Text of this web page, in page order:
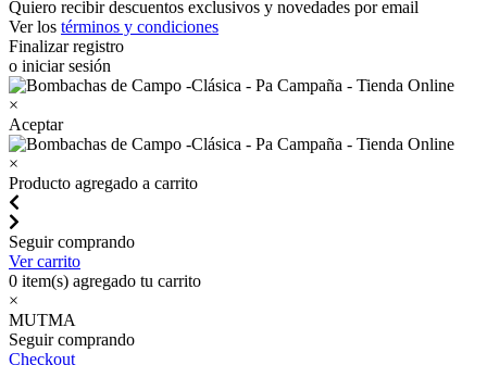
Quiero recibir descuentos exclusivos y novedades por email
Ver los términos y condiciones
Finalizar registro
o iniciar sesión
×
Aceptar
×
Producto agregado a carrito
Seguir comprando
Ver carrito
0 item(s) agregado tu carrito
×
MUTMA
Seguir comprando
Checkout